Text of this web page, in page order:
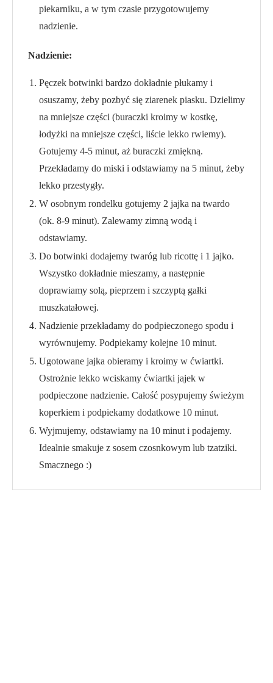
piekarniku, a w tym czasie przygotowujemy
nadzienie.
Nadzienie:
Pęczek botwinki bardzo dokładnie płukamy i
osuszamy, żeby pozbyć się ziarenek piasku. Dzielimy
na mniejsze części (buraczki kroimy w kostkę,
łodyżki na mniejsze części, liście lekko rwiemy).
Gotujemy 4-5 minut, aż buraczki zmiękną.
Przekładamy do miski i odstawiamy na 5 minut, żeby
lekko przestygły.
W osobnym rondelku gotujemy 2 jajka na twardo
(ok. 8-9 minut). Zalewamy zimną wodą i
odstawiamy.
Do botwinki dodajemy twaróg lub ricottę i 1 jajko.
Wszystko dokładnie mieszamy, a następnie
doprawiamy solą, pieprzem i szczyptą gałki
muszkatałowej.
Nadzienie przekładamy do podpieczonego spodu i
wyrównujemy. Podpiekamy kolejne 10 minut.
Ugotowane jajka obieramy i kroimy w ćwiartki.
Ostrożnie lekko wciskamy ćwiartki jajek w
podpieczone nadzienie. Całość posypujemy świeżym
koperkiem i podpiekamy dodatkowe 10 minut.
Wyjmujemy, odstawiamy na 10 minut i podajemy.
Idealnie smakuje z sosem czosnkowym lub tzatziki.
Smacznego :)